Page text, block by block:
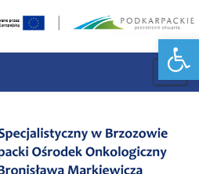
Otwórz pasek narzędzi
P